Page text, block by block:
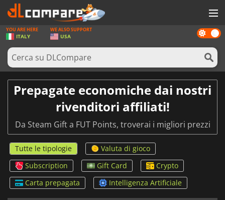
GIOCHI
PREPAGATE
SOFTWARE
REWARDS
NOTIZIE
ACCEDI O REGISTRATI
Dark
mode
YOU ARE HERE
ITALY
WE ALSO SUPPORT
USA
Prepagate economiche dai nostri
rivenditori affiliati!
Da Steam Gift a FUT Points, troverai i migliori prezzi
Tutte le tipologie
Valuta di gioco
Subscription
Gift Card
Crypto
Carta prepagata
Intelligenza Artificiale